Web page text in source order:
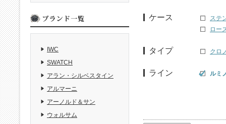
ケース
ステ
ロー
タイプ クロ
ライン ルミ
IWC
SWATCH
アラン・シルベスタイン
アルマーニ
アーノルド＆サン
ウォルサム